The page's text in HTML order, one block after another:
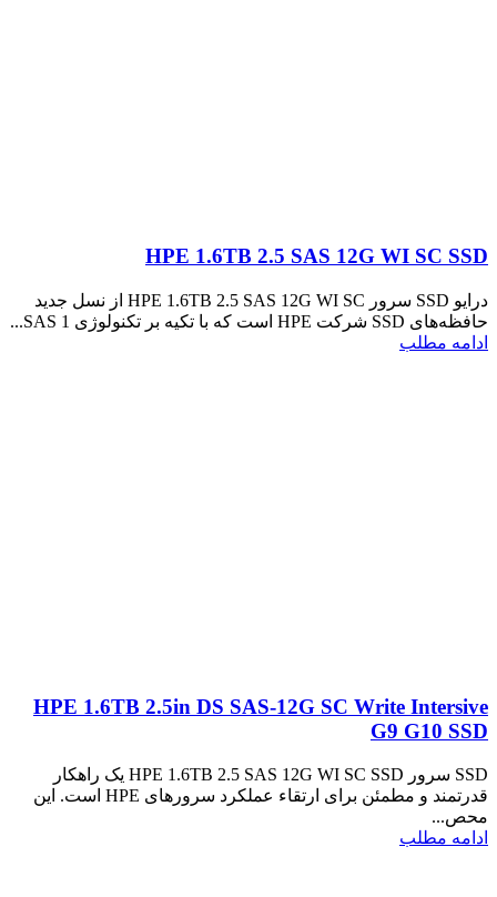
HPE 1.6TB 2.5 SAS 12G WI SC SSD
درایو SSD سرور HPE 1.6TB 2.5 SAS 12G WI SC از نسل جدید
حافظه‌های SSD شرکت HPE است که با تکیه بر تکنولوژی SAS 1...
ادامه مطلب
HPE 1.6TB 2.5in DS SAS-12G SC Write Intersive
G9 G10 SSD
SSD سرور HPE 1.6TB 2.5 SAS 12G WI SC SSD یک راهکار
قدرتمند و مطمئن برای ارتقاء عملکرد سرورهای HPE است. این
محص...
ادامه مطلب